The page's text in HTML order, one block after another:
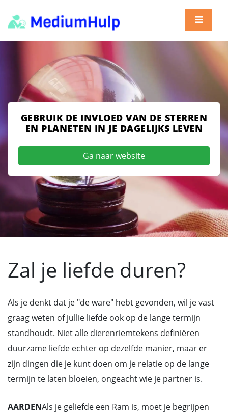
GEBRUIK DE INVLOED VAN DE STERREN
EN PLANETEN IN JE DAGELIJKS LEVEN
Ga naar website
Zal je liefde duren?
Als je denkt dat je "de ware" hebt gevonden, wil je vast
graag weten of jullie liefde ook op de lange termijn
standhoudt. Niet alle dierenriemtekens definiëren
duurzame liefde echter op dezelfde manier, maar er
zijn dingen die je kunt doen om je relatie op de lange
termijn te laten bloeien, ongeacht wie je partner is.
AARDENAls je geliefde een Ram is, moet je begrijpen